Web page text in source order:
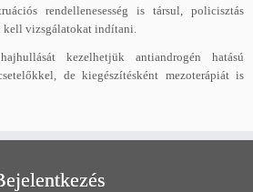
rendellenesesség is társul, policisztás
kell vizsgálatokat indítani.
kezelhetjük antiandrogén hatású
de kiegészítésként mezoterápiát is